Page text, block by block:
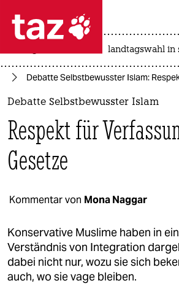
 taz zahl ich
taz zahl ich
politik
öko
gesellschaft
sport
berlin
landtagswahl in
Debatte Selbstbewusster Islam:
Debatte Selbstbewusster Islam
Respekt für
Gesetze
Kommentar von Mona Naggar
Konservative Muslime haben in
Verständnis von Integration
dabei nicht nur, wozu sie sich
auch, wo sie vage bleiben.